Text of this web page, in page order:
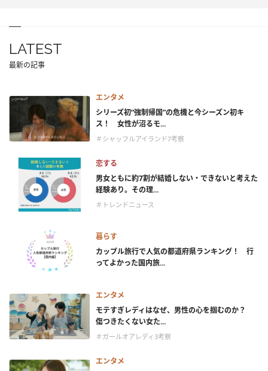
LATEST
最新の記事
エンタメ
シリーズ初“強制帰国”の危機と今シーズン初キ
ス！ 女性が沼るモ...
＃シャッフルアイランド7考察
恋する
男女ともに約7割が結婚しない・できないと考えた
経験あり。その理...
＃トレンドニュース
暮らす
カップル旅行で人気の都道府県ランキング！ 行
ってよかった国内旅...
エンタメ
モテすぎレディはなぜ、男性の心を掴むのか？
傷つきたくない女た...
＃ガールオアレディ3考察
エンタメ